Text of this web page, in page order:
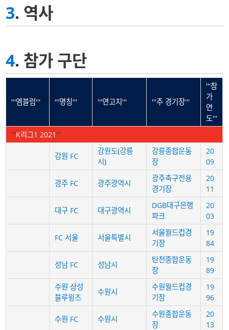
3. 역사
4. 참가 구단
'''엠블럼''' '''명칭''' '''연고지''' '''주 경기장'''
'''참
가
연
도'''
'''K리그1 2021 '''
강원 FC
강원도(강릉
시)
강릉종합운동
장
20
09
광주 FC 광주광역시
광주축구전용
경기장
20
11
대구 FC 대구광역시
DGB대구은행
파크
20
03
FC 서울 서울특별시
서울월드컵경
기장
19
84
성남 FC 성남시
탄천종합운동
장
19
89
수원 삼성
블루윙즈
수원시
수원월드컵경
기장
19
96
수원 FC 수원시
수원종합운동
장
20
13